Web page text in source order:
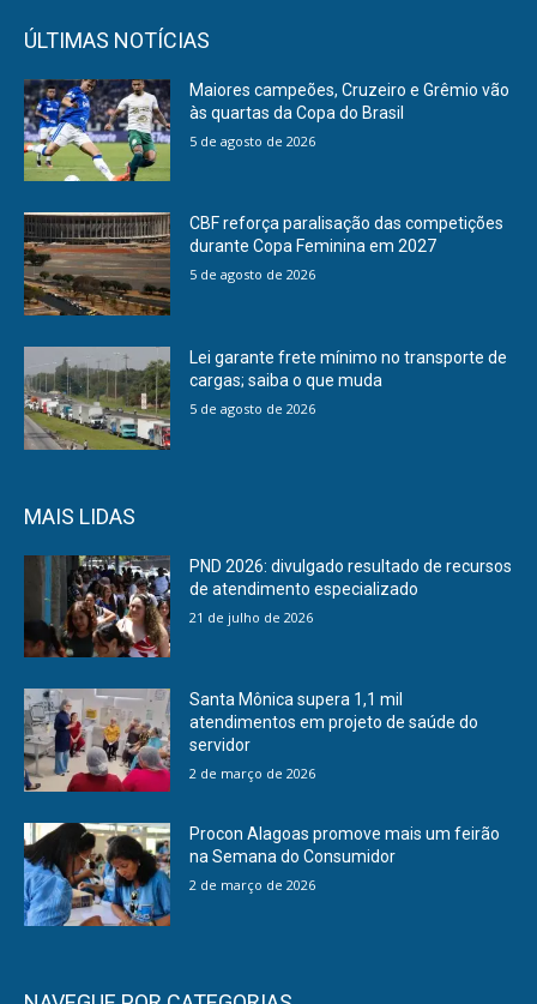
ÚLTIMAS NOTÍCIAS
Maiores campeões, Cruzeiro e Grêmio vão
às quartas da Copa do Brasil
5 de agosto de 2026
CBF reforça paralisação das competições
durante Copa Feminina em 2027
5 de agosto de 2026
Lei garante frete mínimo no transporte de
cargas; saiba o que muda
5 de agosto de 2026
MAIS LIDAS
PND 2026: divulgado resultado de recursos
de atendimento especializado
21 de julho de 2026
Santa Mônica supera 1,1 mil
atendimentos em projeto de saúde do
servidor
2 de março de 2026
Procon Alagoas promove mais um feirão
na Semana do Consumidor
2 de março de 2026